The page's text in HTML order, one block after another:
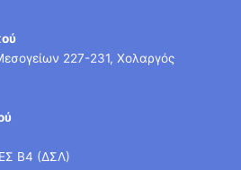
227-231, Χολαργός
Β4 (ΔΣΛ)